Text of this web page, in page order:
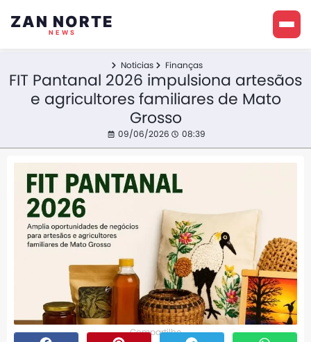
ZAN NORTE
NEWS
Noticias Finanças
FIT Pantanal 2026 impulsiona artesãos
e agricultores familiares de Mato
Grosso
09/06/2026 08:39
Compartilhe